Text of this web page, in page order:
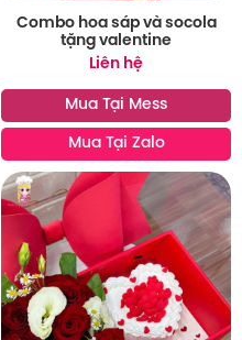
Combo hoa sáp và socola
tặng valentine
Liên hệ
Mua Tại Mess
Mua Tại Zalo